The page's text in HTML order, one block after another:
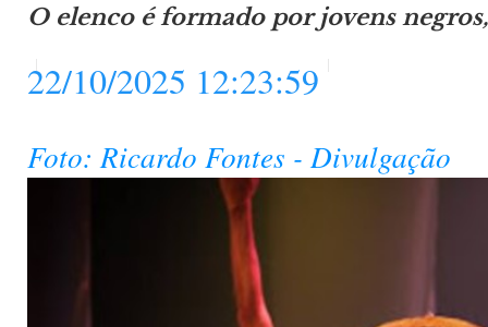
O elenco é formado por jovens
22/10/2025 12:23:59
Foto: Ricardo Fontes - Divulgação